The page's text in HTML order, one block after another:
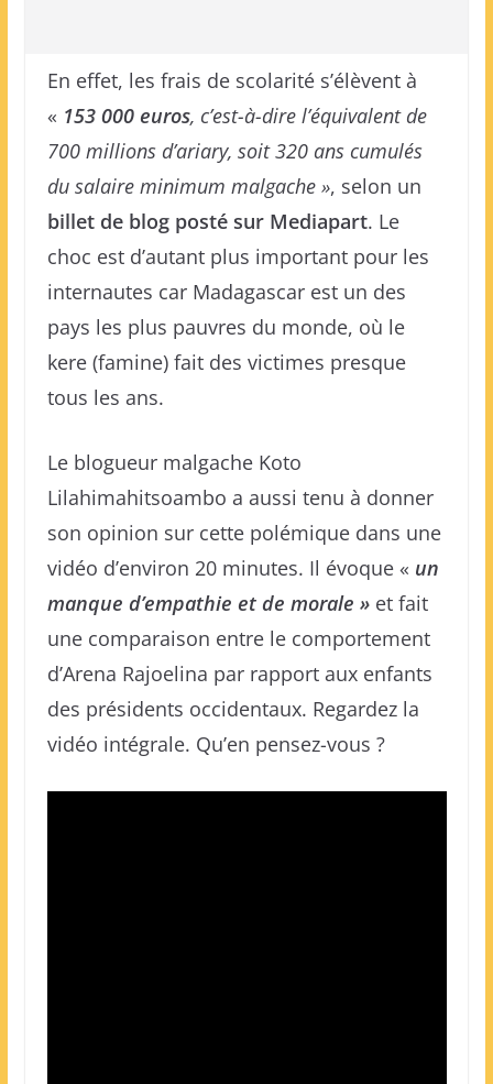
En effet, les frais de scolarité s’élèvent à
« 153 000 euros, c’est-à-dire l’équivalent de
700 millions d’ariary, soit 320 ans cumulés
du salaire minimum malgache », selon un
billet de blog posté sur Mediapart. Le
choc est d’autant plus important pour les
internautes car Madagascar est un des
pays les plus pauvres du monde, où le
kere (famine) fait des victimes presque
tous les ans.
Le blogueur malgache Koto
Lilahimahitsoambo a aussi tenu à donner
son opinion sur cette polémique dans une
vidéo d’environ 20 minutes. Il évoque « un
manque d’empathie et de morale »et fait
une comparaison entre le comportement
d’Arena Rajoelina par rapport aux enfants
des présidents occidentaux. Regardez la
vidéo intégrale. Qu’en pensez-vous ?